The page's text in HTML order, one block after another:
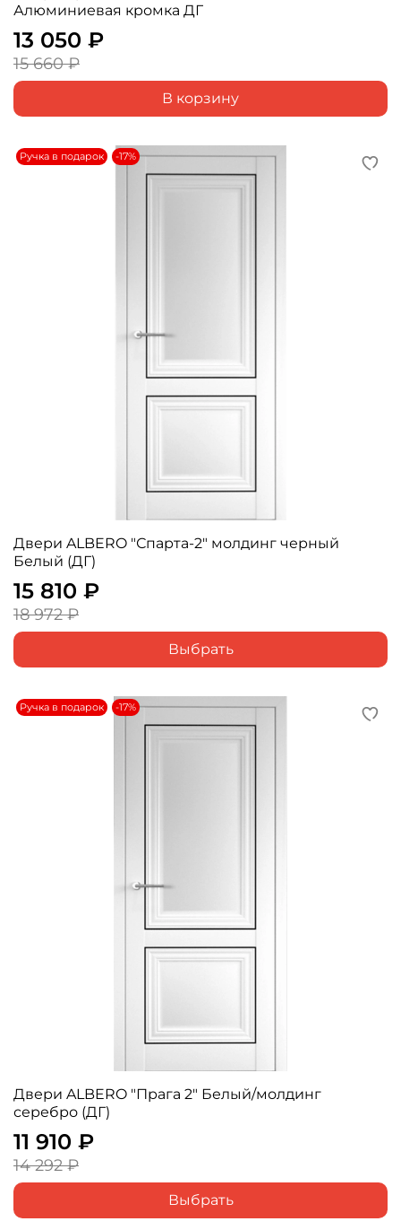
Алюминиевая кромка ДГ
13 050 ₽
15 660 ₽
В корзину
Ручка в подарок -17%
Двери ALBERO "Спарта-2" молдинг черный
Белый (ДГ)
15 810 ₽
18 972 ₽
Выбрать
Ручка в подарок -17%
Двери ALBERO "Прага 2" Белый/молдинг
серебро (ДГ)
11 910 ₽
14 292 ₽
Выбрать